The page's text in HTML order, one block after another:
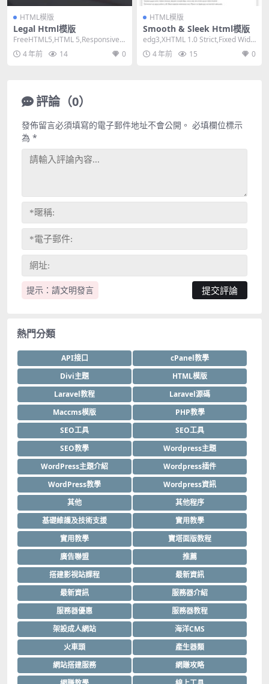
HTML模版
Legal Html模版
FreeHTML5,HTML 5,Responsive,
Mixed Colum...
4 年前 14 0
HTML模版
Smooth & Sleek Html模版
edg3,XHTML 1.0 Strict,Fixed Widt
h, 2 Col...
4 年前 15 0
評論（0）
提示：請文明發言
發佈留言必須填寫的電子郵件地址不會公開。 必填欄位標示
為 *
熱門分類
API接口
cPanel教學
Divi主題
HTML模版
Laravel教程
Laravel源碼
Maccms模版
PHP教學
SEO工具
SEO工具
SEO教學
Wordpress主題
WordPress主題介紹
Wordpress插件
WordPress教學
Wordpress資訊
其他
其他程序
基礎維護及技術支援
實用教學
實用教學
寶塔面版教程
廣告聯盟
推薦
搭建影視站課程
最新資訊
最新資訊
服務器介紹
服務器優惠
服務器教程
架設成人網站
海洋CMS
火車頭
產生器類
網站搭建服務
網賺攻略